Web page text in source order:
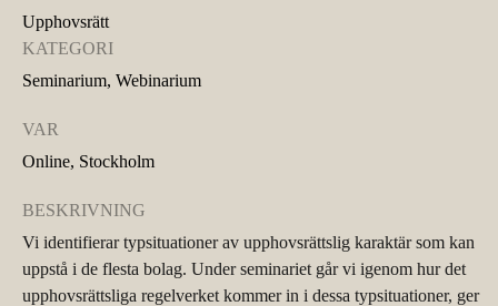
Upphovsrätt
KATEGORI
Seminarium, Webinarium
VAR
Online, Stockholm
BESKRIVNING
Vi identifierar typsituationer av upphovsrättslig karaktär som kan
uppstå i de flesta bolag. Under seminariet går vi igenom hur det
upphovsrättsliga regelverket kommer in i dessa typsituationer, ger